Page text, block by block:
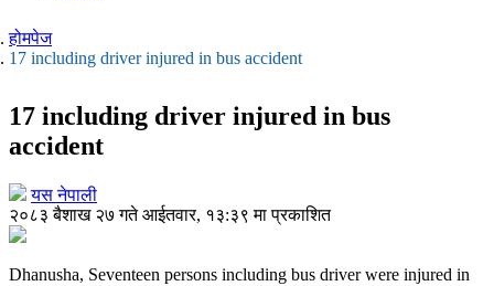
होमपेज
17 including driver injured in bus accident
17 including driver injured in bus
accident
यस नेपाली
२०८३ बैशाख २७ गते आईतवार, १३:३९ मा प्रकाशित
Dhanusha, Seventeen persons including bus driver were injured in